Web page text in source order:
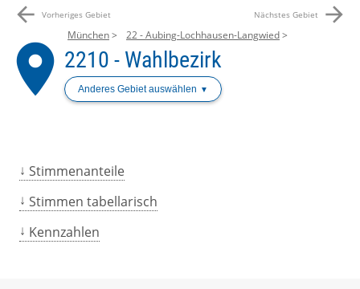
arrow_back Vorheriges Gebiet Nächstes Gebiet arrow_forward
place
München 22 - Aubing-Lochhausen-Langwied
2210 - Wahlbezirk
Anderes Gebiet auswählen
Stimmenanteile
Stimmen tabellarisch
Kennzahlen